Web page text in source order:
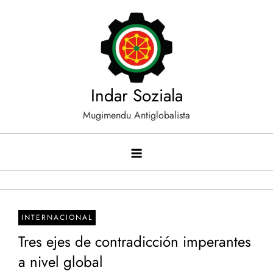
Indar Soziala
Mugimendu Antiglobalista
INTERNACIONAL
Tres ejes de contradicción imperantes
a nivel global